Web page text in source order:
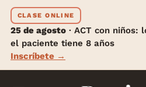
CLASE ONLINE
25 de agosto · ACT con niños:
el paciente tiene 8 años
Inscríbete →